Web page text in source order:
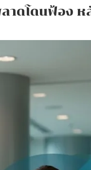
าดโดนฟ้อง ห